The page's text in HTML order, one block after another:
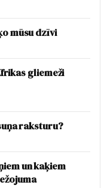
mūsu dzīvi
gliemeži
raksturu?
un kaķiem